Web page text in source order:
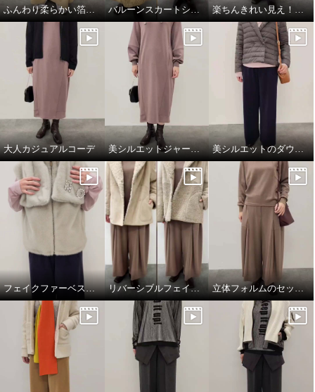
ふんわり柔らかい箔プリントストール バルーンスカートシルエット比較 楽ちんきれい見え！春コーデ
大人カジュアルコーデ 美シルエットジャージーワンピース 美シルエットのダウンジャケット
フェイクファーベスト&マフラー リバーシブルフェイクムートンコート 立体フォルムのセットアップコーデ